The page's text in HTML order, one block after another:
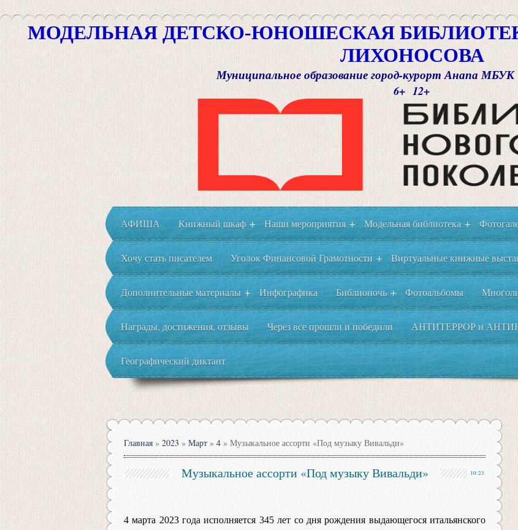
МОДЕЛЬНАЯ ДЕТСКО-ЮНОШЕСКАЯ
ЛИХОНОСОВА
Муниципальное образование город-курорт Анапа
6+ 12+
АФИША Книжный шкаф + Наши мероприятия + Модельная библиотека +
Хочу стать писателем Уголок Финансовой Грамотности + Виртуальные книжные
Дополнительные материалы + Инфографика Библионочь + Фотоальбомы
Награды, достижения, отзывы Через все прошли и победили АНТИТЕРРОР и
Географический диктант
Главная » 2023 » Март » 4 » Музыкальное ассорти «Под музыку Вивальди»
10:23
Музыкальное ассорти «Под музыку Вивальди»
4 марта 2023 года исполняется 345 лет со дня рождения выдающегося итальянского